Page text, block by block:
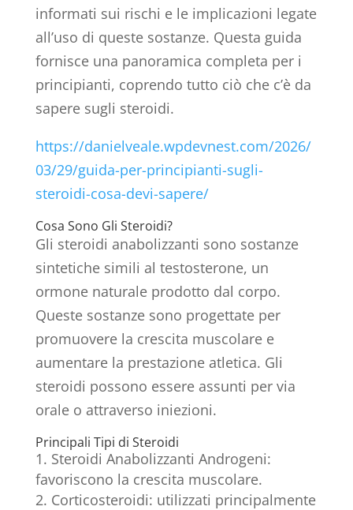
informati sui rischi e le implicazioni legate
all’uso di queste sostanze. Questa guida
fornisce una panoramica completa per i
principianti, coprendo tutto ciò che c’è da
sapere sugli steroidi.
https://danielveale.wpdevnest.com/2026/
03/29/guida-per-principianti-sugli-
steroidi-cosa-devi-sapere/
Cosa Sono Gli Steroidi?
Gli steroidi anabolizzanti sono sostanze
sintetiche simili al testosterone, un
ormone naturale prodotto dal corpo.
Queste sostanze sono progettate per
promuovere la crescita muscolare e
aumentare la prestazione atletica. Gli
steroidi possono essere assunti per via
orale o attraverso iniezioni.
Principali Tipi di Steroidi
Steroidi Anabolizzanti Androgeni:
favoriscono la crescita muscolare.
Corticosteroidi: utilizzati principalmente